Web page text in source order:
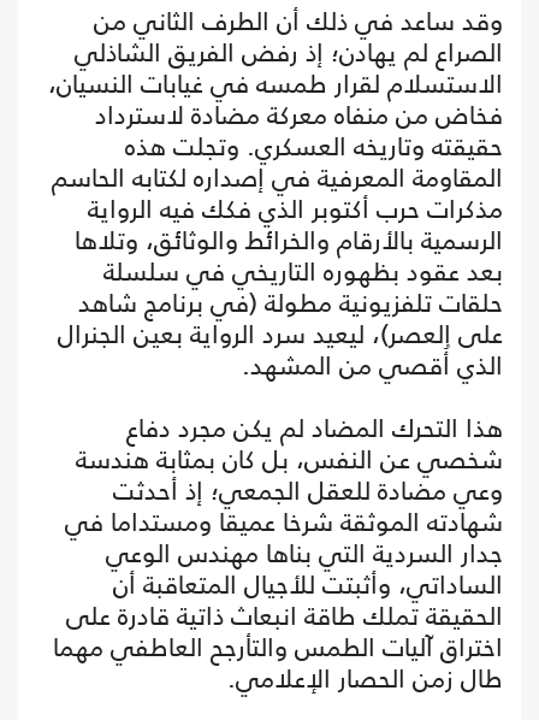
وقد ساعد في ذلك أن الطرف الثاني من
الصراع لم يهادن؛ إذ رفض الفريق الشاذلي
الاستسلام لقرار طمسه في غيابات النسيان،
فخاض من منفاه معركة مضادة لاسترداد
حقيقته وتاريخه العسكري. وتجلت هذه
المقاومة المعرفية في إصداره لكتابه الحاسم
مذكرات حرب أكتوبر الذي فكك فيه الرواية
الرسمية بالأرقام والخرائط والوثائق، وتلاها
بعد عقود بظهوره التاريخي في سلسلة
حلقات تلفزيونية مطولة (في برنامج شاهد
على العصر)، ليعيد سرد الرواية بعين الجنرال
الذي أُقصي من المشهد.
هذا التحرك المضاد لم يكن مجرد دفاع
شخصي عن النفس، بل كان بمثابة هندسة
وعي مضادة للعقل الجمعي؛ إذ أحدثت
شهادته الموثقة شرخا عميقا ومستداما في
جدار السردية التي بناها مهندس الوعي
الساداتي، وأثبتت للأجيال المتعاقبة أن
الحقيقة تملك طاقة انبعاث ذاتية قادرة على
اختراق آليات الطمس والتأرجح العاطفي مهما
طال زمن الحصار الإعلامي.